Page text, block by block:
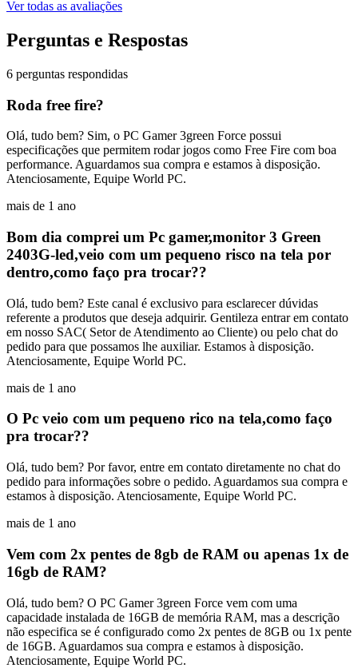
Ver todas as avaliações
Perguntas e Respostas
6 perguntas respondidas
Roda free fire?
Olá, tudo bem? Sim, o PC Gamer 3green Force possui
especificações que permitem rodar jogos como Free Fire com boa
performance. Aguardamos sua compra e estamos à disposição.
Atenciosamente, Equipe World PC.
mais de 1 ano
Bom dia comprei um Pc gamer,monitor 3 Green
2403G-led,veio com um pequeno risco na tela por
dentro,como faço pra trocar??
Olá, tudo bem? Este canal é exclusivo para esclarecer dúvidas
referente a produtos que deseja adquirir. Gentileza entrar em contato
em nosso SAC( Setor de Atendimento ao Cliente) ou pelo chat do
pedido para que possamos lhe auxiliar. Estamos à disposição.
Atenciosamente, Equipe World PC.
mais de 1 ano
O Pc veio com um pequeno rico na tela,como faço
pra trocar??
Olá, tudo bem? Por favor, entre em contato diretamente no chat do
pedido para informações sobre o pedido. Aguardamos sua compra e
estamos à disposição. Atenciosamente, Equipe World PC.
mais de 1 ano
Vem com 2x pentes de 8gb de RAM ou apenas 1x de
16gb de RAM?
Olá, tudo bem? O PC Gamer 3green Force vem com uma
capacidade instalada de 16GB de memória RAM, mas a descrição
não especifica se é configurado como 2x pentes de 8GB ou 1x pente
de 16GB. Aguardamos sua compra e estamos à disposição.
Atenciosamente, Equipe World PC.